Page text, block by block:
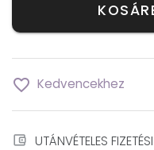
favorite_border Kedvencekhez
account_balance_wallet UTÁNVÉTELES